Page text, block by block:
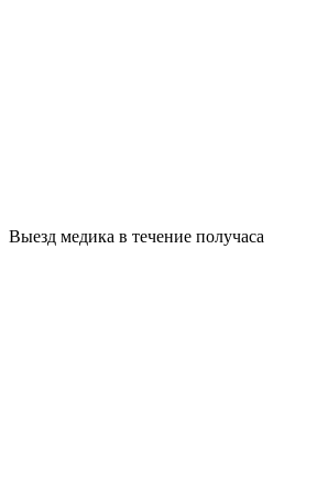
Выезд медика в течение получаса